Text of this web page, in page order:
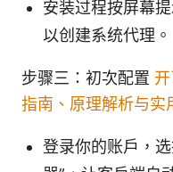
安装过程按屏幕
以创建系统代理。
步骤三：初次配置
指南、原理解析与实
登录你的账户，